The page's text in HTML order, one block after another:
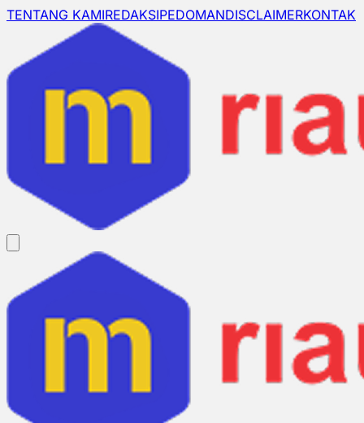
TENTANG KAMIREDAKSIPEDOMANDISCLAIMERKONTAK